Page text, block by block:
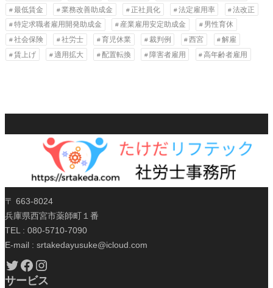
最低賃金
業務改善助成金 正社員化 法定雇用率
法改正
特定求職者雇用開発助成金
産業雇用安定助成金
男性育休
社会保険
社労士 育児休業 裁判例 西宮
解雇
賃上げ
適用拡大 配置転換 障害者雇用 高年齢者雇用
〒 663-8024
兵庫県西宮市薬師町１番
TEL : 080-5710-7090
E-mail : srtakedayusuke@icloud.com
Twitter Facebook Instagram
サービス